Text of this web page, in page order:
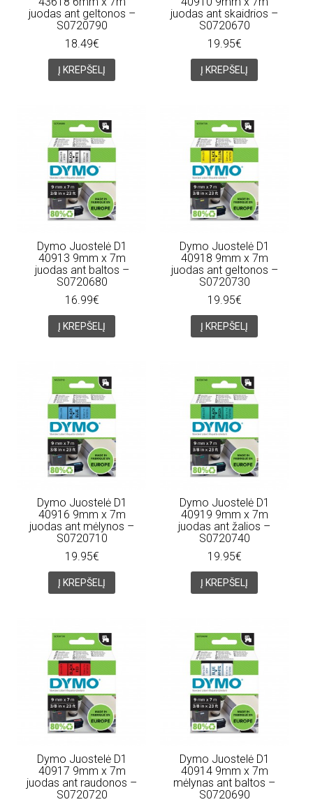
juodas ant geltonos –
S0720790
18.49€
Į KREPŠELĮ
juodas ant skaidrios –
S0720670
19.95€
Į KREPŠELĮ
Dymo Juostelė D1
40913 9mm x 7m
juodas ant baltos –
S0720680
16.99€
Į KREPŠELĮ
Dymo Juostelė D1
40918 9mm x 7m
juodas ant geltonos –
S0720730
19.95€
Į KREPŠELĮ
Dymo Juostelė D1
40916 9mm x 7m
juodas ant mėlynos –
S0720710
19.95€
Į KREPŠELĮ
Dymo Juostelė D1
40919 9mm x 7m
juodas ant žalios –
S0720740
19.95€
Į KREPŠELĮ
Dymo Juostelė D1
40917 9mm x 7m
juodas ant raudonos –
S0720720
Dymo Juostelė D1
40914 9mm x 7m
mėlynas ant baltos –
S0720690